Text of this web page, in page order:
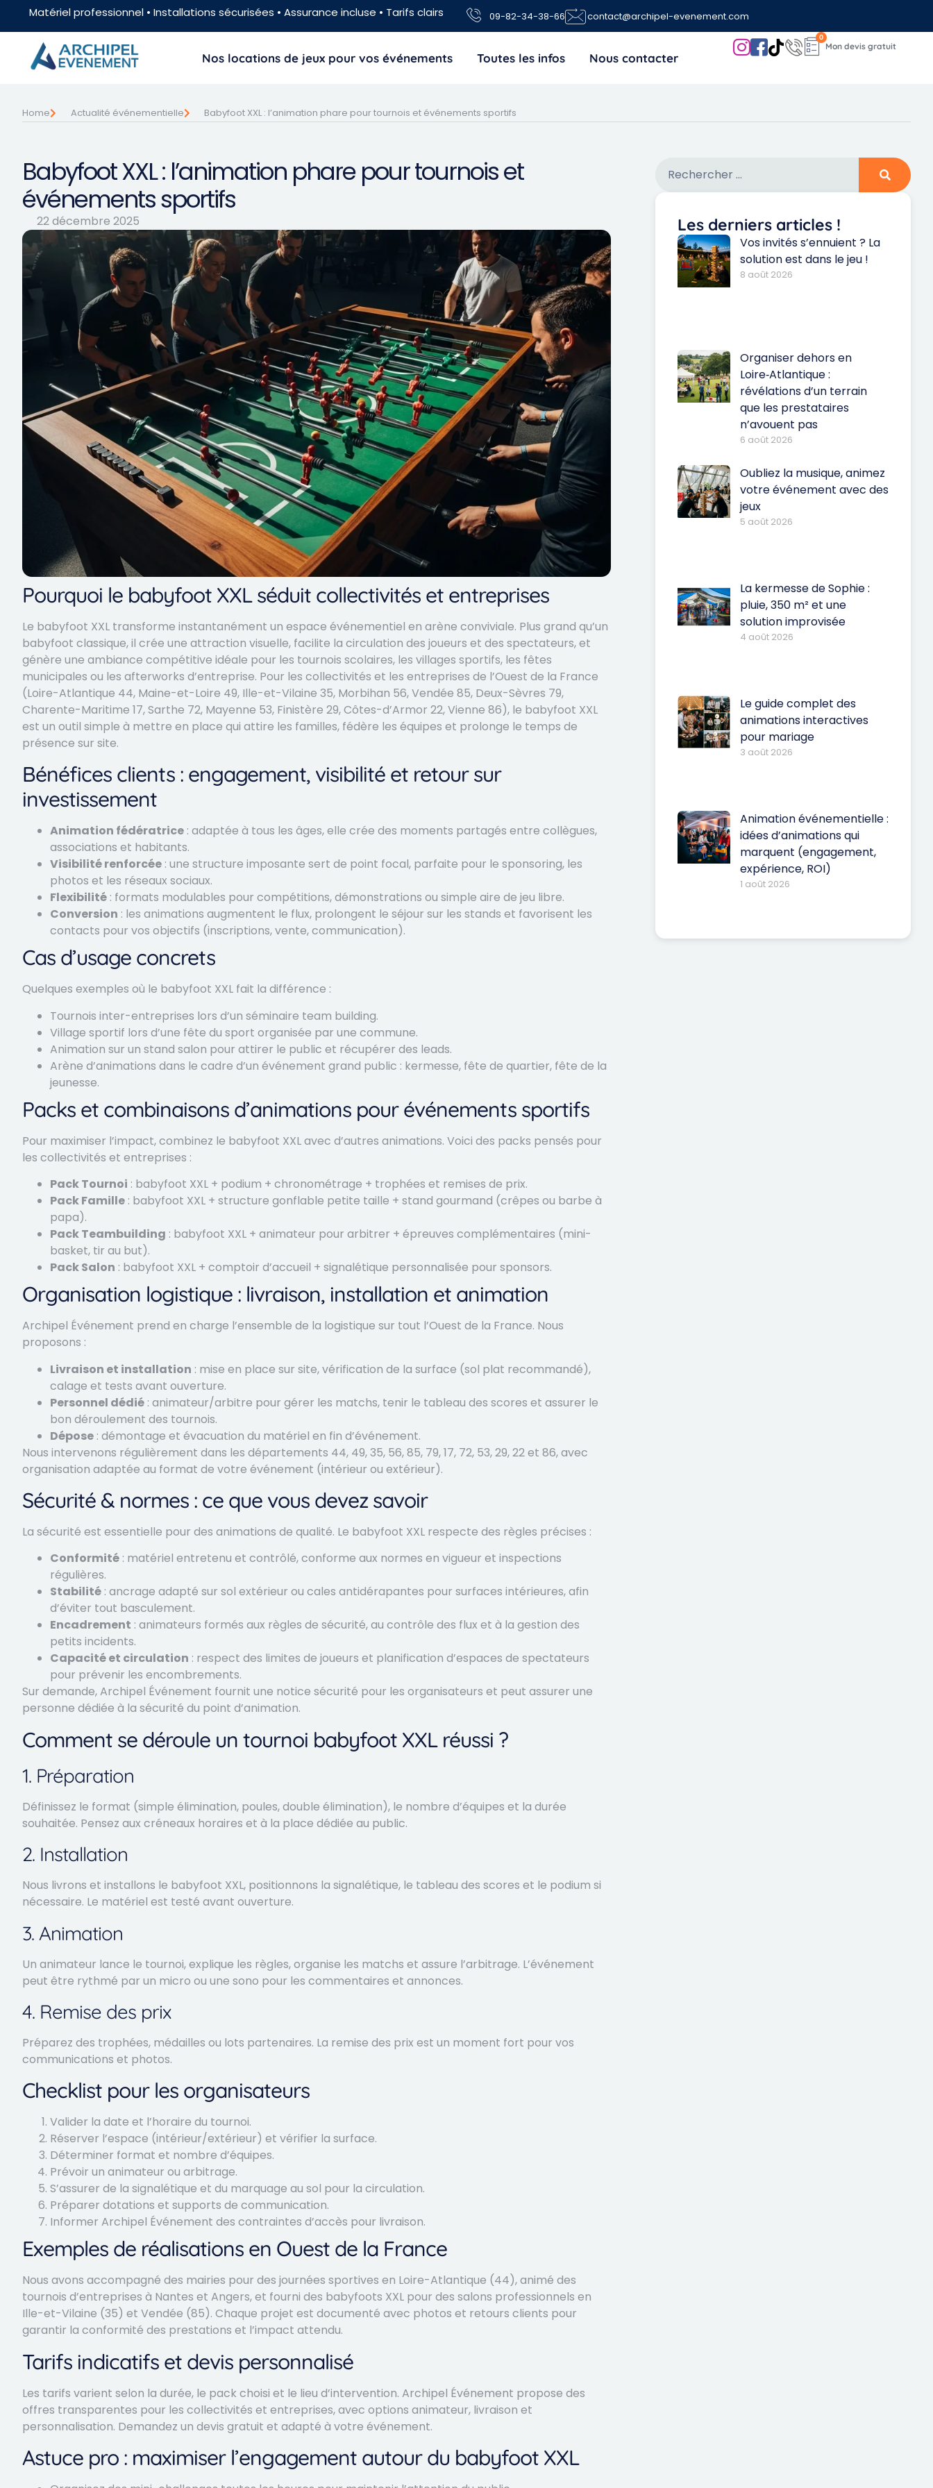
Matériel professionnel • Installations sécurisées • Assurance incluse • Tarifs clairs 09-82-34-38-66 contact@archipel-evenement.com
Nos locations de jeux pour vos événements Toutes les infos Nous contacter
0
Home Actualité événementielle Babyfoot XXL : l’animation phare pour tournois et événements sportifs
Babyfoot XXL : l’animation phare pour tournois et
événements sportifs
22 décembre 2025
Pourquoi le babyfoot XXL séduit collectivités et entreprises
Le babyfoot XXL transforme instantanément un espace événementiel en arène conviviale. Plus grand qu’un
babyfoot classique, il crée une attraction visuelle, facilite la circulation des joueurs et des spectateurs, et
génère une ambiance compétitive idéale pour les tournois scolaires, les villages sportifs, les fêtes
municipales ou les afterworks d’entreprise. Pour les collectivités et les entreprises de l’Ouest de la France
(Loire-Atlantique 44, Maine-et-Loire 49, Ille-et-Vilaine 35, Morbihan 56, Vendée 85, Deux-Sèvres 79,
Charente-Maritime 17, Sarthe 72, Mayenne 53, Finistère 29, Côtes-d’Armor 22, Vienne 86), le babyfoot XXL
est un outil simple à mettre en place qui attire les familles, fédère les équipes et prolonge le temps de
présence sur site.
Bénéfices clients : engagement, visibilité et retour sur
investissement
Animation fédératrice : adaptée à tous les âges, elle crée des moments partagés entre collègues,
associations et habitants.
Visibilité renforcée : une structure imposante sert de point focal, parfaite pour le sponsoring, les
photos et les réseaux sociaux.
Flexibilité : formats modulables pour compétitions, démonstrations ou simple aire de jeu libre.
Conversion : les animations augmentent le flux, prolongent le séjour sur les stands et favorisent les
contacts pour vos objectifs (inscriptions, vente, communication).
Cas d’usage concrets
Quelques exemples où le babyfoot XXL fait la différence :
Tournois inter-entreprises lors d’un séminaire team building.
Village sportif lors d’une fête du sport organisée par une commune.
Animation sur un stand salon pour attirer le public et récupérer des leads.
Arène d’animations dans le cadre d’un événement grand public : kermesse, fête de quartier, fête de la
jeunesse.
Packs et combinaisons d’animations pour événements sportifs
Pour maximiser l’impact, combinez le babyfoot XXL avec d’autres animations. Voici des packs pensés pour
les collectivités et entreprises :
Pack Tournoi : babyfoot XXL + podium + chronométrage + trophées et remises de prix.
Pack Famille : babyfoot XXL + structure gonflable petite taille + stand gourmand (crêpes ou barbe à
papa).
Pack Teambuilding : babyfoot XXL + animateur pour arbitrer + épreuves complémentaires (mini-
basket, tir au but).
Pack Salon : babyfoot XXL + comptoir d’accueil + signalétique personnalisée pour sponsors.
Organisation logistique : livraison, installation et animation
Archipel Événement prend en charge l’ensemble de la logistique sur tout l’Ouest de la France. Nous
proposons :
Livraison et installation : mise en place sur site, vérification de la surface (sol plat recommandé),
calage et tests avant ouverture.
Personnel dédié : animateur/arbitre pour gérer les matchs, tenir le tableau des scores et assurer le
bon déroulement des tournois.
Dépose : démontage et évacuation du matériel en fin d’événement.
Nous intervenons régulièrement dans les départements 44, 49, 35, 56, 85, 79, 17, 72, 53, 29, 22 et 86, avec
organisation adaptée au format de votre événement (intérieur ou extérieur).
Sécurité & normes : ce que vous devez savoir
La sécurité est essentielle pour des animations de qualité. Le babyfoot XXL respecte des règles précises :
Conformité : matériel entretenu et contrôlé, conforme aux normes en vigueur et inspections
régulières.
Stabilité : ancrage adapté sur sol extérieur ou cales antidérapantes pour surfaces intérieures, afin
d’éviter tout basculement.
Encadrement : animateurs formés aux règles de sécurité, au contrôle des flux et à la gestion des
petits incidents.
Capacité et circulation : respect des limites de joueurs et planification d’espaces de spectateurs
pour prévenir les encombrements.
Sur demande, Archipel Événement fournit une notice sécurité pour les organisateurs et peut assurer une
personne dédiée à la sécurité du point d’animation.
Comment se déroule un tournoi babyfoot XXL réussi ?
1. Préparation
Définissez le format (simple élimination, poules, double élimination), le nombre d’équipes et la durée
souhaitée. Pensez aux créneaux horaires et à la place dédiée au public.
2. Installation
Nous livrons et installons le babyfoot XXL, positionnons la signalétique, le tableau des scores et le podium si
nécessaire. Le matériel est testé avant ouverture.
3. Animation
Un animateur lance le tournoi, explique les règles, organise les matchs et assure l’arbitrage. L’événement
peut être rythmé par un micro ou une sono pour les commentaires et annonces.
4. Remise des prix
Préparez des trophées, médailles ou lots partenaires. La remise des prix est un moment fort pour vos
communications et photos.
Checklist pour les organisateurs
Valider la date et l’horaire du tournoi.
Réserver l’espace (intérieur/extérieur) et vérifier la surface.
Déterminer format et nombre d’équipes.
Prévoir un animateur ou arbitrage.
S’assurer de la signalétique et du marquage au sol pour la circulation.
Préparer dotations et supports de communication.
Informer Archipel Événement des contraintes d’accès pour livraison.
Exemples de réalisations en Ouest de la France
Nous avons accompagné des mairies pour des journées sportives en Loire-Atlantique (44), animé des
tournois d’entreprises à Nantes et Angers, et fourni des babyfoots XXL pour des salons professionnels en
Ille-et-Vilaine (35) et Vendée (85). Chaque projet est documenté avec photos et retours clients pour
garantir la conformité des prestations et l’impact attendu.
Tarifs indicatifs et devis personnalisé
Les tarifs varient selon la durée, le pack choisi et le lieu d’intervention. Archipel Événement propose des
offres transparentes pour les collectivités et entreprises, avec options animateur, livraison et
personnalisation. Demandez un devis gratuit et adapté à votre événement.
Astuce pro : maximiser l’engagement autour du babyfoot XXL
Les derniers articles !
Vos invités s’ennuient ? La
solution est dans le jeu !
8 août 2026
Organiser dehors en
Loire‑Atlantique :
révélations d’un terrain
que les prestataires
n’avouent pas
6 août 2026
Oubliez la musique, animez
votre événement avec des
jeux
5 août 2026
La kermesse de Sophie :
pluie, 350 m² et une
solution improvisée
4 août 2026
Le guide complet des
animations interactives
pour mariage
3 août 2026
Animation événementielle :
idées d’animations qui
marquent (engagement,
expérience, ROI)
1 août 2026